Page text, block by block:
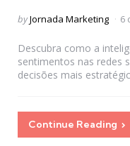
Posted
byJornada Marketing 6
Descubra como a
sentimentos nas redes
decisões mais
Continue Reading